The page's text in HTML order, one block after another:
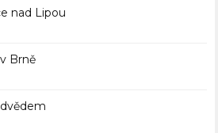
nad Lipou
Brně